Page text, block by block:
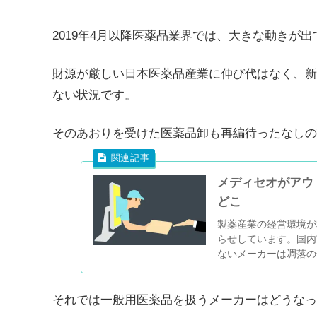
2019年4月以降医薬品業界では、大きな動きが
財源が厳しい日本医薬品産業に伸び代はなく、
ない状況です。
そのあおりを受けた医薬品卸も再編待ったなし
メディセオがア
どこ
製薬産業の経営環境
らせしています。国
ないメーカーは凋落
それでは一般用医薬品を扱うメーカーはどうな